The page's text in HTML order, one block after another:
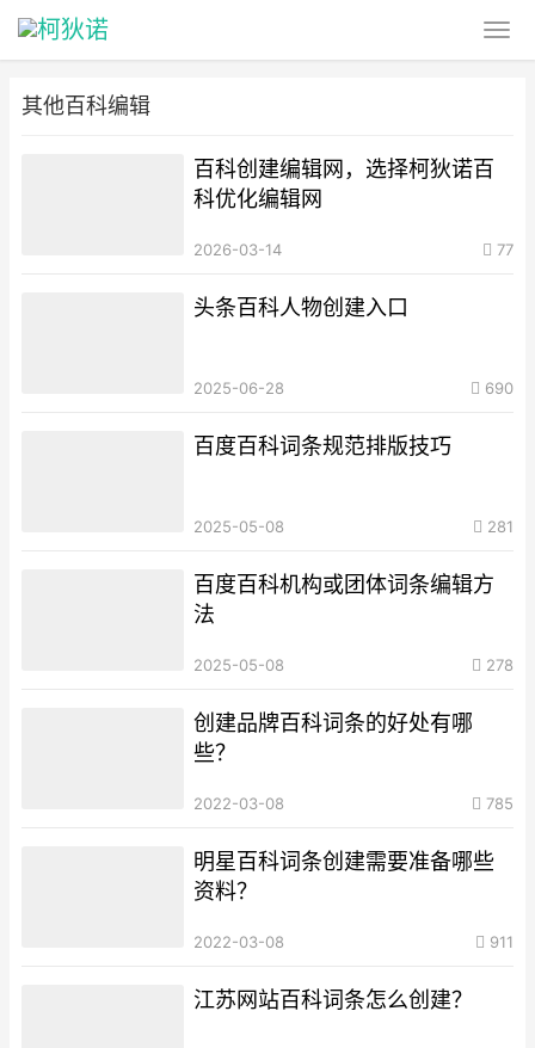
其他百科编辑
百科创建编辑网，选择柯狄诺百
科优化编辑网
2026-03-14 77
头条百科人物创建入口
2025-06-28 690
百度百科词条规范排版技巧
2025-05-08 281
百度百科机构或团体词条编辑方
法
2025-05-08 278
创建品牌百科词条的好处有哪
些？
2022-03-08 785
明星百科词条创建需要准备哪些
资料？
2022-03-08 911
江苏网站百科词条怎么创建？